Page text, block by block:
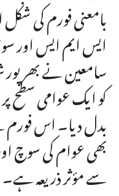
بامعنی فورم کی شکل
ایس ایم ایس اور
سامعین نے
کو ایک عوامی سطح
بدل دیا۔ اس فورم
بھی عوام کی سوچ
سے مؤثر ذریعہ ہے۔